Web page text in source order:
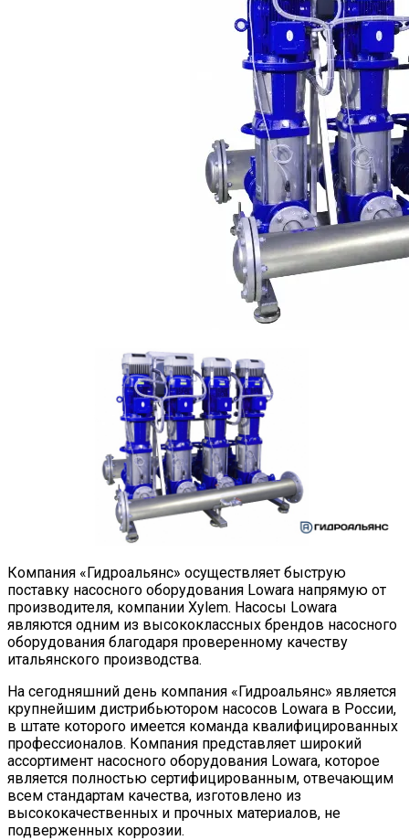
Компания «Гидроальянс» осуществляет быструю
поставку насосного оборудования Lowara напрямую от
производителя, компании Xylem. Насосы Lowara
являются одним из высококлассных брендов насосного
оборудования благодаря проверенному качеству
итальянского производства.
На сегодняшний день компания «Гидроальянс» является
крупнейшим дистрибьютором насосов Lowara в России,
в штате которого имеется команда квалифицированных
профессионалов. Компания представляет широкий
ассортимент насосного оборудования Lowara, которое
является полностью сертифицированным, отвечающим
всем стандартам качества, изготовлено из
высококачественных и прочных материалов, не
подверженных коррозии.